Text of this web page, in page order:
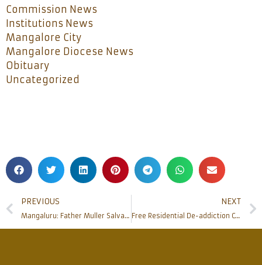
Commission News
Institutions News
Mangalore City
Mangalore Diocese News
Obituary
Uncategorized
PREVIOUS
Mangaluru: Father Muller Salvadore Monteiro Rural Healthcare Centre inaugurated in Bajpe
NEXT
Free Residential De-addiction Camp at Mount Rosary – Alangar Moodbidri